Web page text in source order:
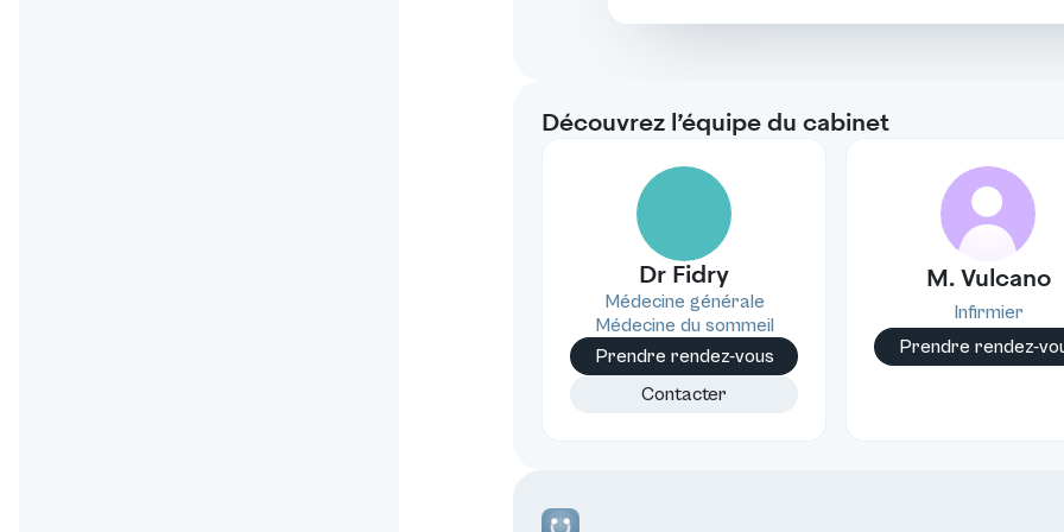
Découvrez l’équipe du cabinet
Dr Fidry
Médecine générale
Médecine du sommeil
Prendre rendez-vous
Contacter
V
M. Vulcano
Infirmier
Prendre rendez-